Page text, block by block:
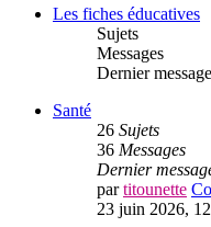
Les fiches éducatives
Sujets
Messages
Dernier message
Santé
26 Sujets
36 Messages
Dernier
partitounette
23 juin 2026,